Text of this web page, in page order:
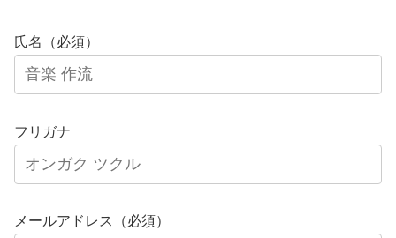
氏名（必須）
フリガナ
メールアドレス（必須）